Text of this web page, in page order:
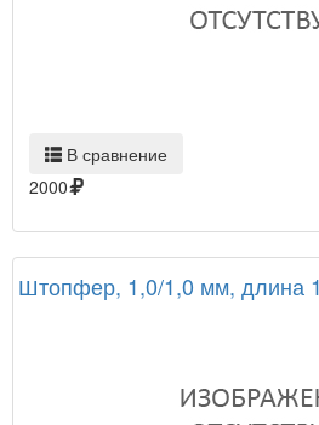
В сравнение
2000
Штопфер, 1,0/1,0 мм, длина